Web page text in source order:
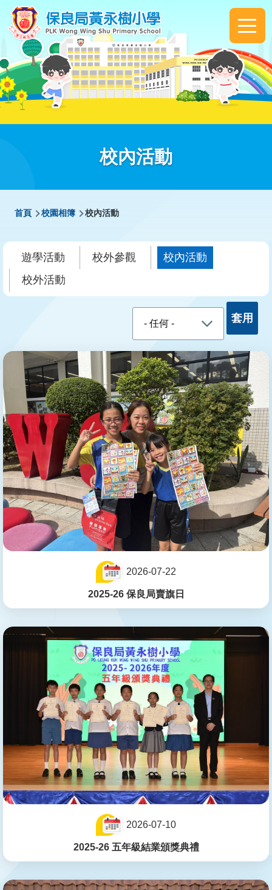
移至主內容
Main
校內活動
導
結
首頁 校園相簿 校內活動
遊學活動 校外參觀
校內活動
校外活動
2026-07-22
2025-26 保良局賣旗日
2026-07-10
2025-26 五年級結業頒獎典禮